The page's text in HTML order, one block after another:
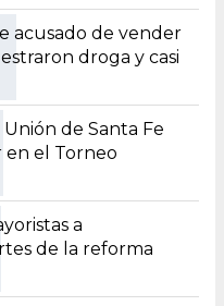
acusado de vender
droga y casi
de Santa Fe
en el Torneo
a
de la reforma